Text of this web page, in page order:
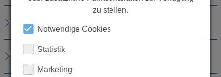
ERSATZTEILE
DOWNLOADS
zu stellen.
Notwendige Cookies
Statistik
Marketing